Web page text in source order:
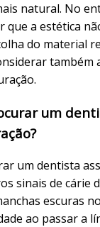
natural. No
a estética
do material
também
um
um dentista
sinais de cárie
escuras
ao passar a